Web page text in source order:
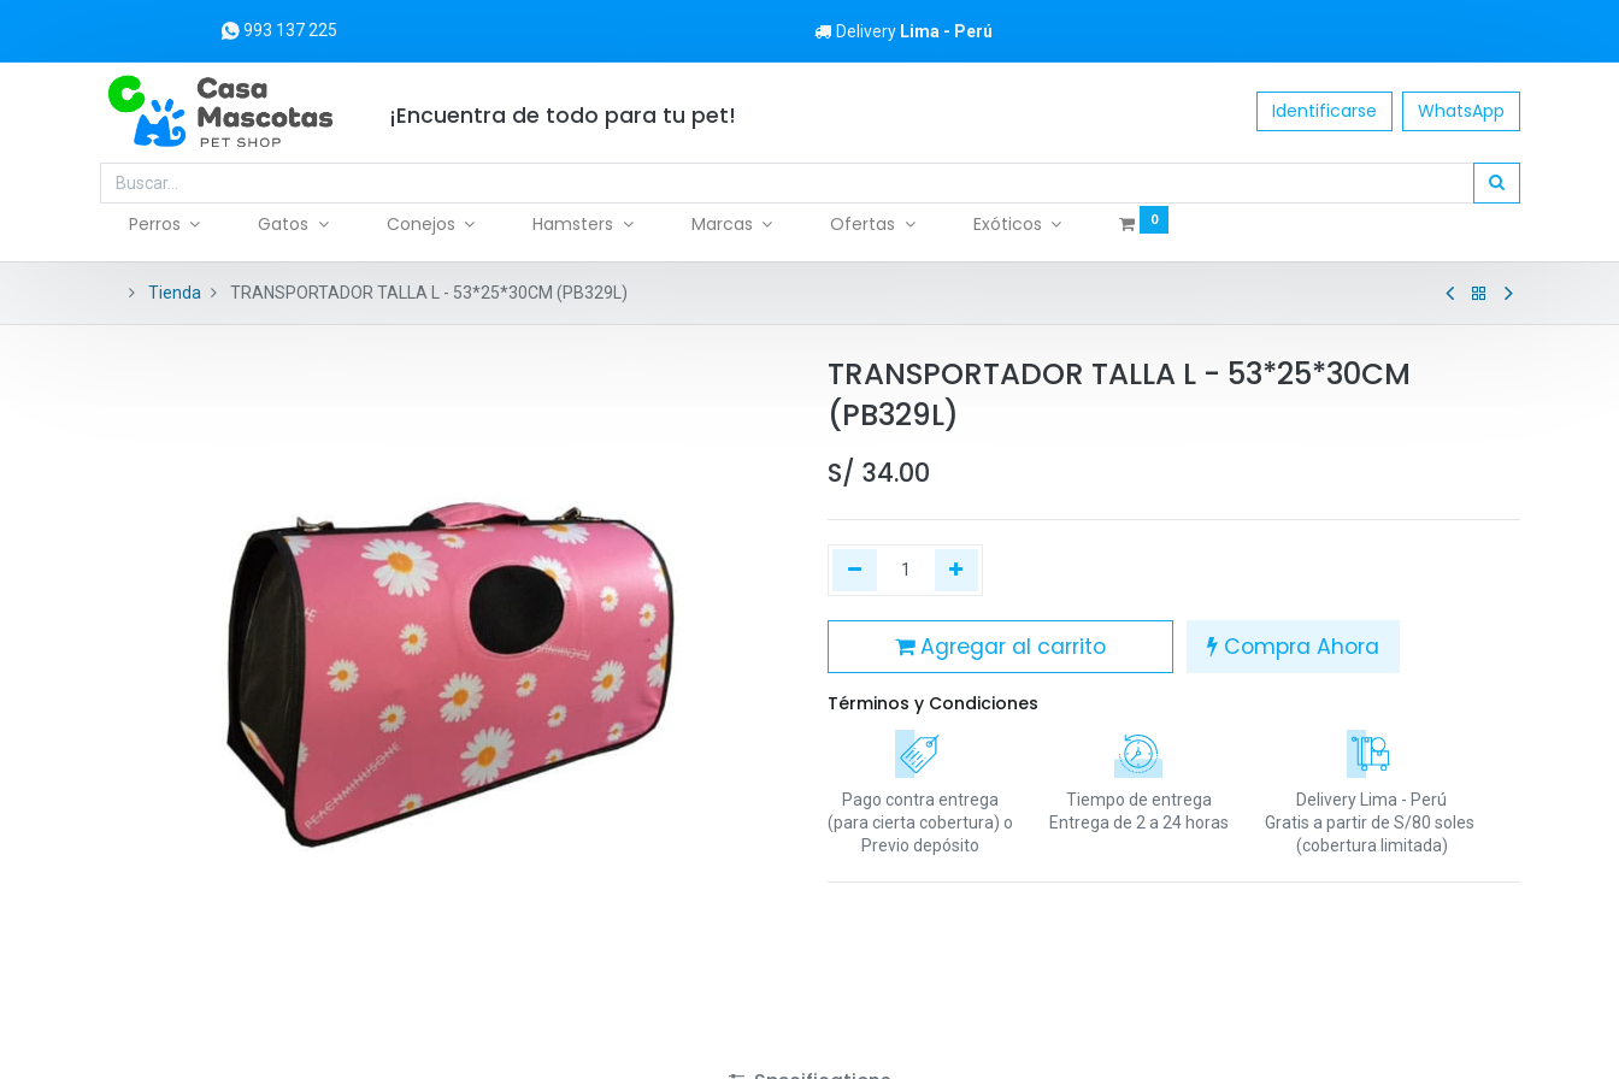
993 137 225 Delivery Lima - Perú
¡Encuentra de todo para tu pet! Identificarse WhatsApp
Perros Gatos Conejos Hamsters Marcas Ofertas Exóticos 0
Tienda TRANSPORTADOR TALLA L - 53*25*30CM (PB329L)
TRANSPORTADOR TALLA L - 53*25*30CM
(PB329L)
S/ 34.00
Agregar al carrito Compra Ahora
Términos y Condiciones
Pago contra entrega
(para cierta cobertura) o
Previo depósito
Tiempo de entrega
Entrega de 2 a 24 horas
Delivery Lima - Perú
Gratis a partir de S/80 soles
(cobertura limitada)